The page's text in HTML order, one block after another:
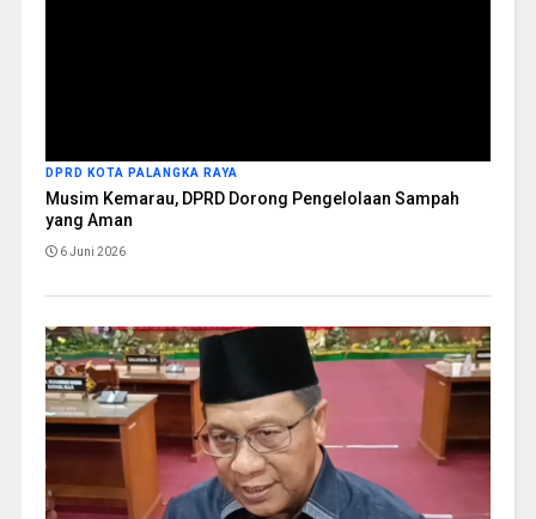
DPRD KOTA PALANGKA RAYA
Musim Kemarau, DPRD Dorong Pengelolaan Sampah
yang Aman
6 Juni 2026